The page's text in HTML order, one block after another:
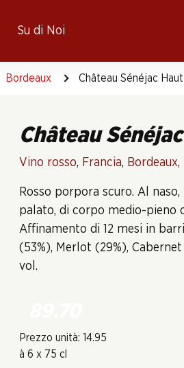
Su di Noi
Bordeaux Château Sénéjac
Château
Vino rosso, Francia, Bordeaux,
Rosso porpora scuro. Al
palato, di corpo medio-pieno
Affinamento di 12 mesi in
(53%), Merlot (29%),
vol.
Prezzo unità: 14.95
à 6 x 75 cl